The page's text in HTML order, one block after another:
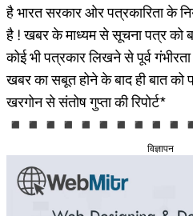
है भारत सरकार ओर पत्रकारिता के
है ! खबर के माध्यम से सूचना पत्र को
कोई भी पत्रकार लिखने से पूर्व
खबर का सबूत होने के बाद ही बात
खरगोन से संतोष गुप्ता की रिपोर्ट*
विज्ञापन